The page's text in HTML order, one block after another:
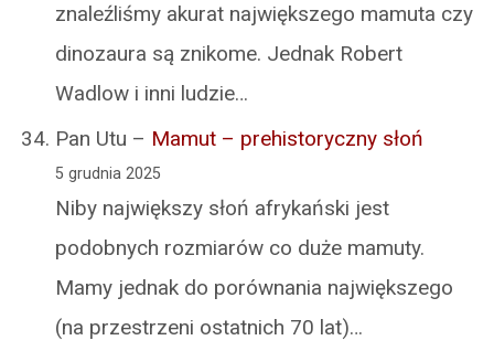
znaleźliśmy akurat największego mamuta czy
dinozaura są znikome. Jednak Robert
Wadlow i inni ludzie…
Pan Utu – Mamut – prehistoryczny słoń
5 grudnia 2025
Niby największy słoń afrykański jest
podobnych rozmiarów co duże mamuty.
Mamy jednak do porównania największego
(na przestrzeni ostatnich 70 lat)…